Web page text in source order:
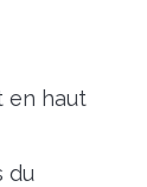
en haut
du